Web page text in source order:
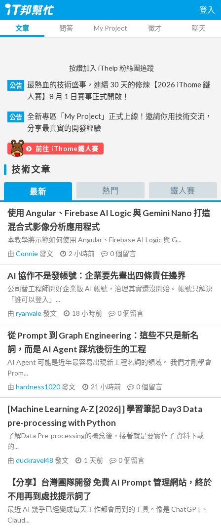
登入
文章 問答 My Project 徵才 聊天
按讚加入 iThelp 粉絲團追蹤
公告
最熱血的技術盛事，連續 30 天的修煉【2026 iThome 鐵
人賽】8 月 1 日賽事正式開啟！
公告
全新專區「My Project」正式上線！邀請你用技術交流，
分享最真實的開發經驗
前往 iThome鐵人賽
技術文章
最新 熱門 鐵人賽
使用 Angular、Firebase AI Logic 與 Gemini Nano 打造
混合式影像分析應用程式
本教學將示範如何使用 Angular、Firebase AI Logic 與 G...
由 Connie發文 2 小時前 0個留言
AI 協作不是發帳號：企業要先畫出四條責任邊界
公司替工程師開好企業版 AI 帳號，治理其實還沒開始。 帳號只解決
「誰可以登入」...
由 ryanvale發文 18 小時前 0個留言
從 Prompt 到 Graph Engineering：這些不只是新名
詞，而是 AI Agent 踩坑後衍生的工程
AI Agent 可能是近年最容易出現新工程名詞的領域。 我們才剛學會
Prom...
由 hardness1020發文 21 小時前 0個留言
[Machine Learning A-Z [2026] ] 學習筆記 Day3 Data
pre-processing with Python
了解Data Pre-processing的概念後，接著就是要實作了 資料下載
的...
由 duckravel48 發文 1 天前 0個留言
【分享】台灣團隊開發 免費 AI Prompt 管理網站，終於
不用再到處找提示詞了
最近 AI 幾乎已經變成每天工作都會用到的工具。像是 ChatGPT、
Claud...